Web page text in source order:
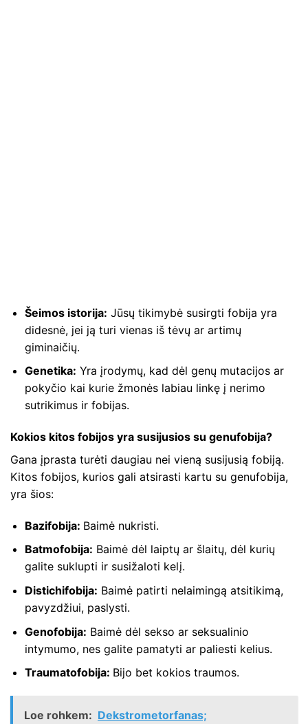
Šeimos istorija: Jūsų tikimybė susirgti fobija yra
didesnė, jei ją turi vienas iš tėvų ar artimų
giminaičių.
Genetika: Yra įrodymų, kad dėl genų mutacijos ar
pokyčio kai kurie žmonės labiau linkę į nerimo
sutrikimus ir fobijas.
Kokios kitos fobijos yra susijusios su genufobija?
Gana įprasta turėti daugiau nei vieną susijusią fobiją.
Kitos fobijos, kurios gali atsirasti kartu su genufobija,
yra šios:
Bazifobija: Baimė nukristi.
Batmofobija: Baimė dėl laiptų ar šlaitų, dėl kurių
galite suklupti ir susižaloti kelį.
Distichifobija: Baimė patirti nelaimingą atsitikimą,
pavyzdžiui, paslysti.
Genofobija: Baimė dėl sekso ar seksualinio
intymumo, nes galite pamatyti ar paliesti kelius.
Traumatofobija: Bijo bet kokios traumos.
Loe rohkem: Dekstrometorfanas;